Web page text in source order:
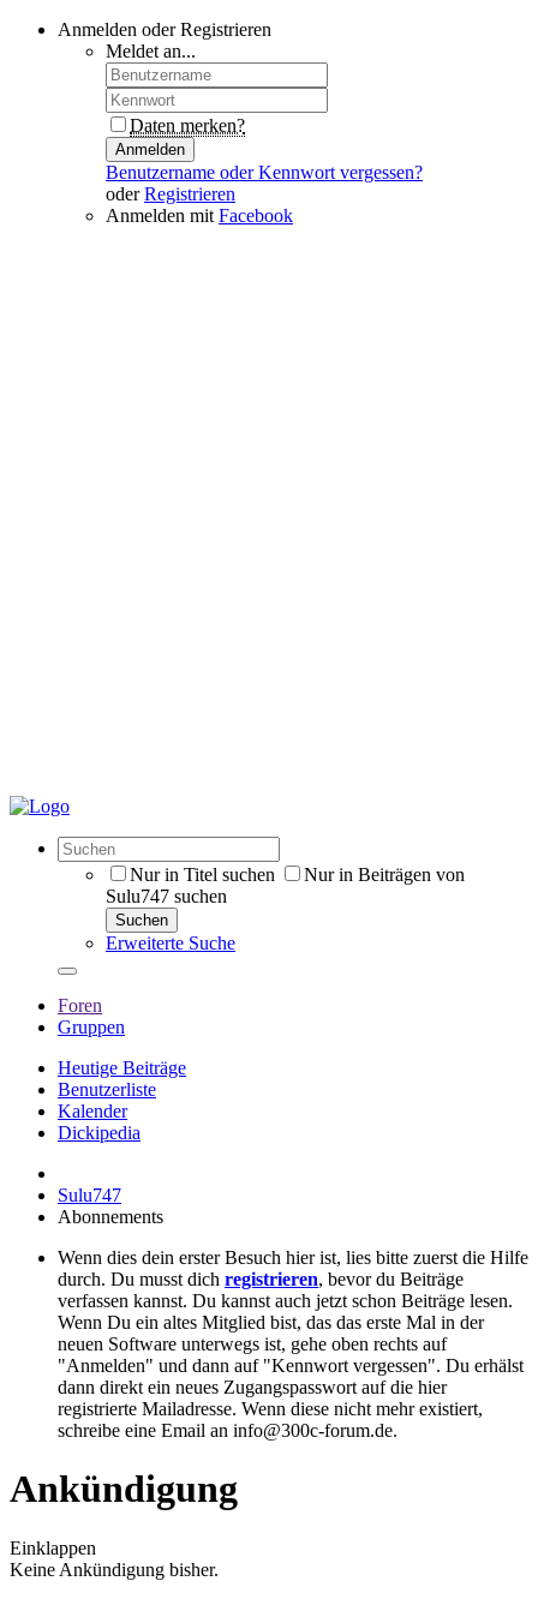
Anmelden oder Registrieren
Meldet an...
Daten merken?
Anmelden
Benutzername oder Kennwort vergessen?
oderRegistrieren
Anmelden mit Facebook
Nur in Titel suchen
Nur in Beiträgen von
Sulu747 suchen
Suchen
Erweiterte Suche
Foren
Gruppen
Heutige Beiträge
Benutzerliste
Kalender
Dickipedia
Sulu747
Abonnements
Wenn dies dein erster Besuch hier ist, lies bitte zuerst die Hilfe
durch. Du musst dich registrieren, bevor du Beiträge
verfassen kannst. Du kannst auch jetzt schon Beiträge lesen.
Wenn Du ein altes Mitglied bist, das das erste Mal in der
neuen Software unterwegs ist, gehe oben rechts auf
"Anmelden" und dann auf "Kennwort vergessen". Du erhälst
dann direkt ein neues Zugangspasswort auf die hier
registrierte Mailadresse. Wenn diese nicht mehr existiert,
schreibe eine Email an info@300c-forum.de.
Ankündigung
Einklappen
Keine Ankündigung bisher.